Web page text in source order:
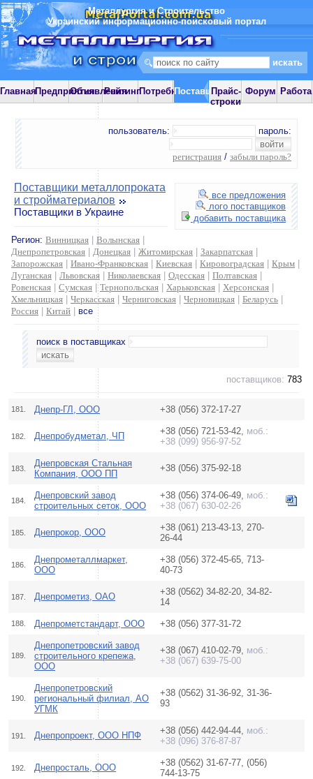
Металлургия и Строительство
Украинский информационно-поисковый портал
ГлавнаяПредприятияОбъявления
РейтингПотребностиПоставщики
Прайс-
строки
Форум Работа
пользователь: пароль:
регистрация / забыли пароль?
все предложения
лого поставщиков
добавить поставщика
Поставщики металлопроката
и стройматериалов
Поставщики в Украине
Регион: Винницкая Волынская
Днепропетровская
Донецкая Житомирская Закарпатская
Запорожская
Ивано-Франковская Киевская Кировоградская Крым
Луганская
Львовская Николаевская Одесская Полтавская
Ровенская
Сумская |Тернопольская Харьковская Херсонская
Хмельницкая
Черкасская Черниговская Черновицкая Беларусь
Россия
Китай все
поиск в поставщиках
поставщиков: 783
181. Днепр-ГЛ, ООО +38 (056) 372-17-27
182. Днепробудметал, ЧП +38 (056) 721-53-42, моб.:
+38 (099) 956-97-52
183.
Днепровская Стальная
Компания, ООО ПП
+38 (056) 375-92-18
184.
Днепровский завод
строительных сеток, ООО
+38 (056) 374-06-49, моб.:
+38 (067) 630-02-26
185. Днепрокор, ООО
+38 (061) 213-43-13, 270-
26-44
186.
Днепрометаллмаркет,
ООО
+38 (056) 372-45-65, 713-
40-73
187. Днепрометиз, ОАО
+38 (0562) 34-82-20, 34-82-
14
188. Днепрометстандарт, ООО +38 (056) 377-31-72
189.
Днепропетровский завод
строительного крепежа,
ООО
+38 (067) 410-02-79, моб.:
+38 (067) 639-75-00
190.
Днепропетровский
региональный филиал, АО
УГМК
+38 (0562) 31-36-92, 31-36-
93
191. Днепропроект, ООО НПФ +38 (056) 442-94-44, моб.:
+38 (096) 376-87-87
192. Днепросталь, ООО
+38 (0562) 31-67-77, (056)
744-13-75